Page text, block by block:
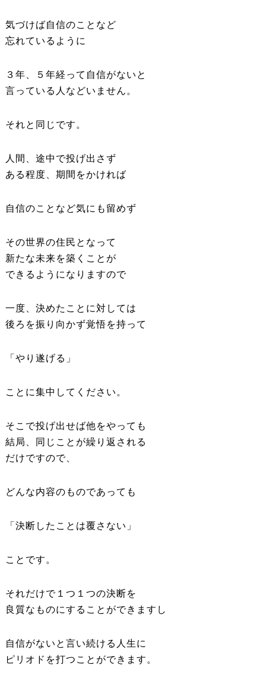
気づけば自信のことなど
忘れているように
３年、５年経って自信がないと
言っている人などいません。
それと同じです。
人間、途中で投げ出さず
ある程度、期間をかければ
自信のことなど気にも留めず
その世界の住民となって
新たな未来を築くことが
できるようになりますので
一度、決めたことに対しては
後ろを振り向かず覚悟を持って
「やり遂げる」
ことに集中してください。
そこで投げ出せば他をやっても
結局、同じことが繰り返される
だけですので、
どんな内容のものであっても
「決断したことは覆さない」
ことです。
それだけで１つ１つの決断を
良質なものにすることができますし
自信がないと言い続ける人生に
ピリオドを打つことができます。